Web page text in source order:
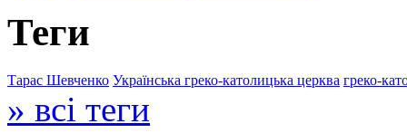
Теги
Тарас Шевченко Українська греко-католицька церква греко-
» всі теги